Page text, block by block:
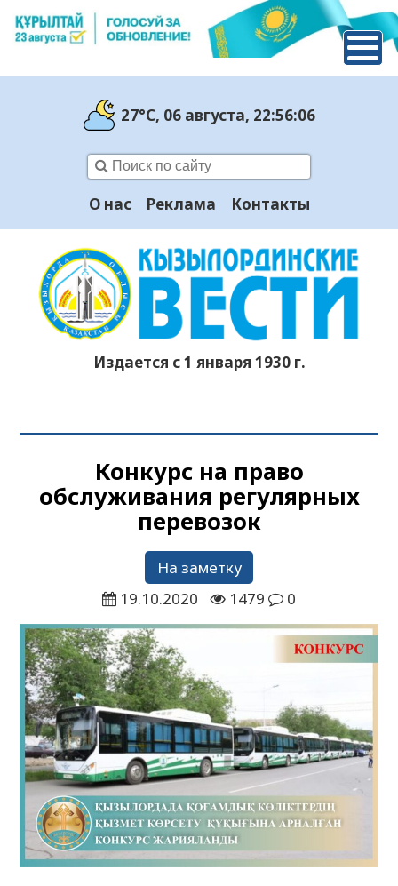
27°C, 06 августа, 22:56:07
О нас Реклама Контакты
Издается с 1 января 1930 г.
Конкурс на право
обслуживания регулярных
перевозок
На заметку
19.10.2020
1479 0